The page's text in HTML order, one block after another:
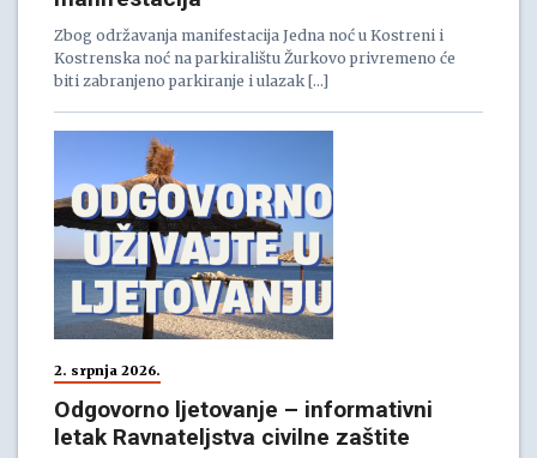
Zbog održavanja manifestacija Jedna noć u Kostreni i
Kostrenska noć na parkiralištu Žurkovo privremeno će
biti zabranjeno parkiranje i ulazak […]
2. srpnja 2026.
Odgovorno ljetovanje – informativni
letak Ravnateljstva civilne zaštite